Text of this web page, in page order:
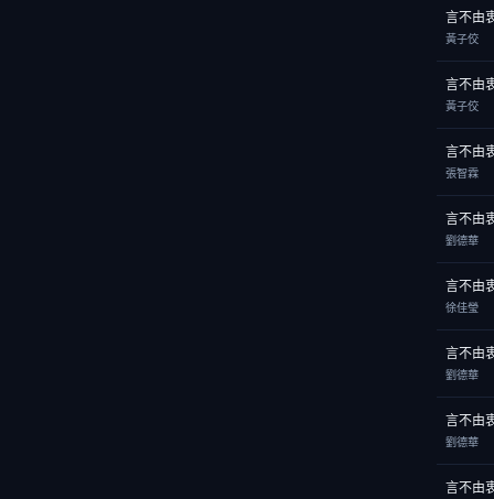
言不由
黃子佼
言不由
黃子佼
言不由
張智霖
言不由
劉德華
言不由
徐佳瑩
言不由
劉德華
言不由
劉德華
言不由